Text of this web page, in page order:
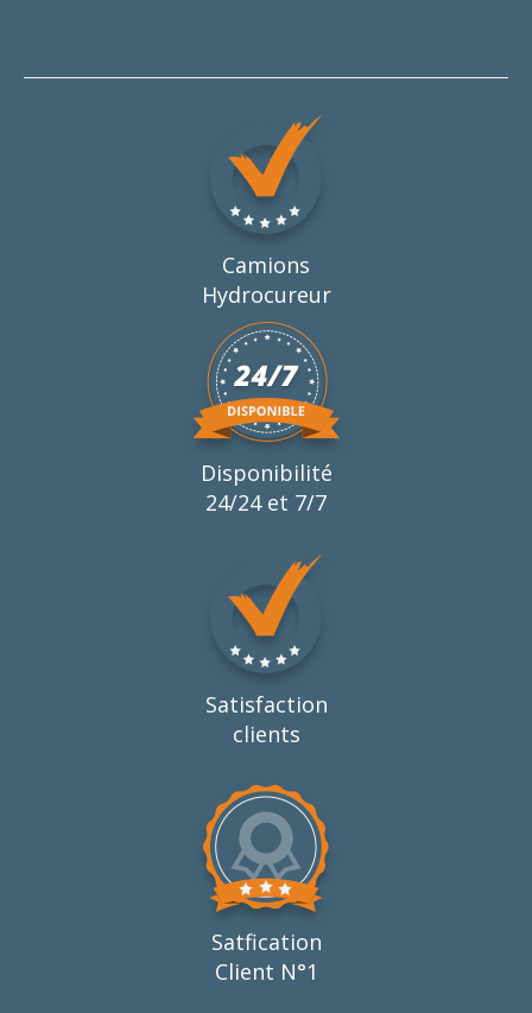
Camions
Hydrocureur
Disponibilité
24/24 et 7/7
Satisfaction
clients
Satfication
Client N°1